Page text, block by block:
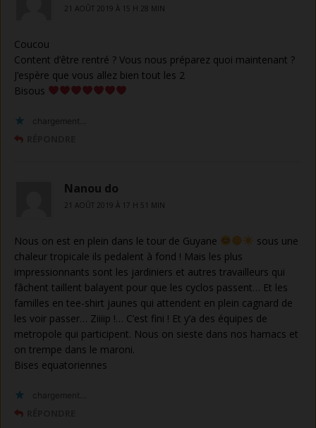
21 AOÛT 2019 À 15 H 28 MIN
Coucou
Content d’être rentré ? Vous nous préparez quoi maintenant ?
J’espère que vous allez bien tout les 2
Bisous
chargement…
Nanou do
21 AOÛT 2019 À 17 H 51 MIN
Nous on est en plein dans le tour de Guyane
sous une
chaleur tropicale ils pedalent à fond ! Mais les plus
impressionnants sont les jardiniers et autres travailleurs qui
fâchent taillent balayent pour que les cyclos passent… Et les
familles en tee-shirt jaunes qui attendent en plein cagnard de
les voir passer… Ziiiip !… C’est fini ! Et y’a des équipes de
metropole qui participent. Nous on sieste dans nos hamacs et
on trempe dans le maroni.
Bises equatoriennes
chargement…